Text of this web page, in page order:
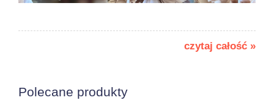
czytaj całość »
Polecane produkty